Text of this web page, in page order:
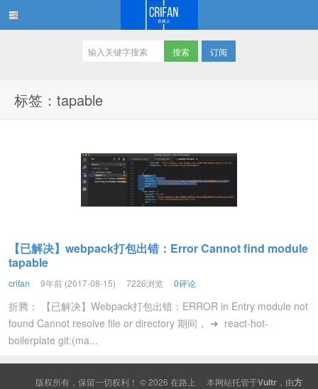
订阅
标签：tapable
【已解决】webpack打包出错：Error Cannot find module
tapable
crifan 9年前 (2017-08-15) 7226浏览 0评论
折腾： 【已解决】Webpack打包出错：ERROR in Entry module not
found Cannot resolve file or directory 期间， ➜ react-hot-
boilerplate git:(ma...
版权所有，保留一切权利！ © 2026 在路上 本网站托管于Vultr ，由方